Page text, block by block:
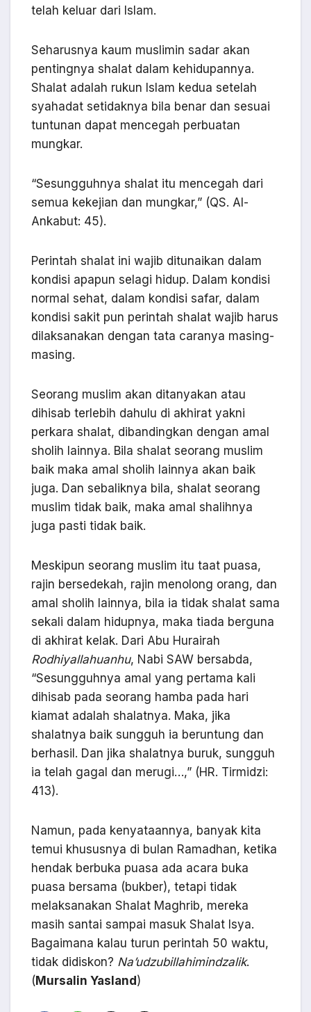
telah keluar dari Islam.
Seharusnya kaum muslimin sadar akan
pentingnya shalat dalam kehidupannya.
Shalat adalah rukun Islam kedua setelah
syahadat setidaknya bila benar dan sesuai
tuntunan dapat mencegah perbuatan
mungkar.
“Sesungguhnya shalat itu mencegah dari
semua kekejian dan mungkar,” (QS. Al-
Ankabut: 45).
Perintah shalat ini wajib ditunaikan dalam
kondisi apapun selagi hidup. Dalam kondisi
normal sehat, dalam kondisi safar, dalam
kondisi sakit pun perintah shalat wajib harus
dilaksanakan dengan tata caranya masing-
masing.
Seorang muslim akan ditanyakan atau
dihisab terlebih dahulu di akhirat yakni
perkara shalat, dibandingkan dengan amal
sholih lainnya. Bila shalat seorang muslim
baik maka amal sholih lainnya akan baik
juga. Dan sebaliknya bila, shalat seorang
muslim tidak baik, maka amal shalihnya
juga pasti tidak baik.
Meskipun seorang muslim itu taat puasa,
rajin bersedekah, rajin menolong orang, dan
amal sholih lainnya, bila ia tidak shalat sama
sekali dalam hidupnya, maka tiada berguna
di akhirat kelak. Dari Abu Hurairah
Rodhiyallahuanhu, Nabi SAW bersabda,
“Sesungguhnya amal yang pertama kali
dihisab pada seorang hamba pada hari
kiamat adalah shalatnya. Maka, jika
shalatnya baik sungguh ia beruntung dan
berhasil. Dan jika shalatnya buruk, sungguh
ia telah gagal dan merugi…,” (HR. Tirmidzi:
413).
Namun, pada kenyataannya, banyak kita
temui khususnya di bulan Ramadhan, ketika
hendak berbuka puasa ada acara buka
puasa bersama (bukber), tetapi tidak
melaksanakan Shalat Maghrib, mereka
masih santai sampai masuk Shalat Isya.
Bagaimana kalau turun perintah 50 waktu,
tidak didiskon? Na’udzubillahimindzalik.
( Mursalin Yasland )